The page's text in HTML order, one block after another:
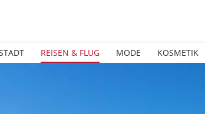
REISEN & FLUG MODE KOSMETIK